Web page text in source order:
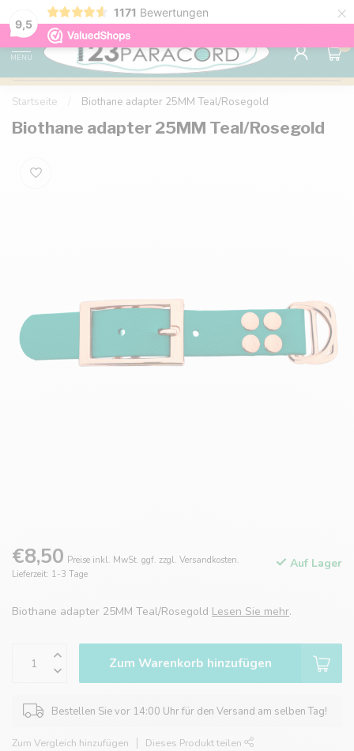
9,5
1171 Bewertungen ×
Kostenlose Lieferung nach Hause ab 150 €
MENU
0
Startseite Biothane adapter 25MM Teal/Rosegold
Biothane adapter 25MM Teal/Rosegold
€8,50 Preise inkl. MwSt. ggf. zzgl. Versandkosten.
Lieferzeit: 1-3 Tage
Auf Lager
Biothane adapter 25MM Teal/Rosegold Lesen Sie mehr.
Zum Warenkorb hinzufügen
Bestellen Sie vor 14:00 Uhr für den Versand am selben Tag!
Zum Vergleich hinzufügen Dieses Produkt teilen